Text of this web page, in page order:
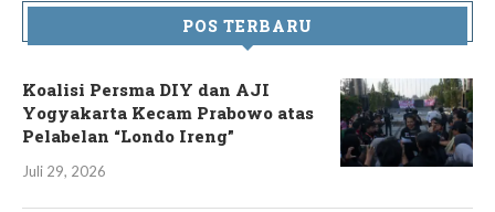
POS TERBARU
Koalisi Persma DIY dan AJI
Yogyakarta Kecam Prabowo atas
Pelabelan “Londo Ireng”
Juli 29, 2026